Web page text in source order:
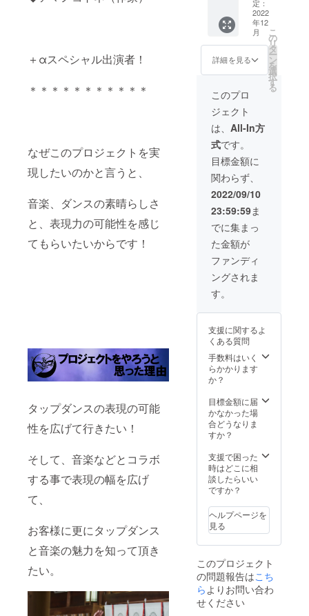
＋αスペシャル出演者！
＊＊＊＊＊＊＊＊＊＊＊
なぜこのプロジェクトを実
現したいのかと言うと、
音楽、ダンスの素晴らしさ
と、表現力の可能性を感じ
てもらいたいからです！
タップダンスの表現の可能
性を広げて行きたい！
そして、音楽などとコラボ
する事で表現の幅を広げ
て、
お客様に更にタップダンス
と音楽の魅力を知って頂き
たい。
LL（レ
ディー
LL/3Lサ
イズ相
当） メ
ション
にてサ
イズを
お選び
くださ
い。 ◆
公演最
後に流
れるエ
ンド
ロール
へ「お
名前掲
載」
（ご希
望のお
名前で
ご参加
す） ※
当日、
舞台上
のスク
リーン
にて掲
名を
「備考
欄」に
くださ
い。文
字のみ
の掲載
◆感謝
のお手
紙
ンは画
像を参
照くだ
さい ~
サイズ
詳細~
メンズ
M（レ
ディー
ス M/ L
サイズ
相当）
メンズ
L（レ
ディー
ス L/LL
サイズ
相当）
メンズ
LL（レ
ディー
ス
LL/3Lサ
イズ相
当） メ
ション
イズを
お選び
くださ
い。 ◆
作品
※お届け
は2023
年3月以
降とな
す。
（ギガ
ファイ
ル便で
け） ※
作品の
著作権
は仮面
のもの
です。
◆公演
最後に
流れる
◆クラ
ウド
ファン
ディン
グ限定T
シャツ
(長袖)
色◇ブ
ルー
（色指
定はで
きませ
ん） サ
イズ展
開
◇M/L/L
L/3L（
全てメ
ンズサ
イズ）
※デザイ
ンは画
像を参
照くだ
さい ~
メンズ
ディー
ス M/ L
サイズ
相当）
メンズ
ディー
ス L/LL
サイズ
相当）
LL（レ
ディー
ス
LL/3Lサ
当） メ
ンズ3L
※オプ
ション
イズを
お選び
くださ
い。 ◆
作品
定：
2022
年12
月
詳細を見る
こ
の
リ
タ
ー
ン
を
選
択
す
る
このプロ
ジェクト
は、 All-In方
式です。
目標金額に
関わらず、
2022/09/10
23:59:59ま
でに集まっ
た金額が
ファンディ
ングされま
す。
支援に関するよ
くある質問
手数料はいく
らかかります
か？
目標金額に届
かなかった場
合どうなりま
すか？
支援で困った
時はどこに相
談したらいい
ですか？
ヘルプページを
見る
このプロジェクト
の問題報告はこち
ら よりお問い合わ
せください